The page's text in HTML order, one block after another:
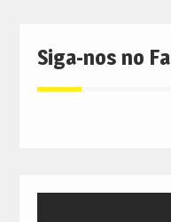
Siga-nos no